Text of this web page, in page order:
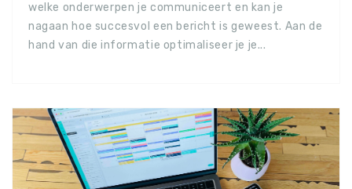
welke onderwerpen je communiceert en kan je
nagaan hoe succesvol een bericht is geweest. Aan de
hand van die informatie optimaliseer je je...